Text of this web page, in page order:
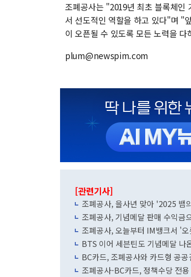
조폐공사는 "2019년 최초 블록체인
서 선도적인 역할을 하고 있다"며 "
이 오픈될 수 있도록 모든 노력을 다
plum@newspim.com
[관련기사]
조폐공사, 을사년 맞아 '2025 뱀
조폐공사, 기념메달 판매 수익금
조폐공사, 오늘부터 IM뱅크서 '
BTS 이어 세븐틴도 기념메달
BC카드, 조폐공사와 카드형 공
조폐공사-BC카드, 정책수당 전